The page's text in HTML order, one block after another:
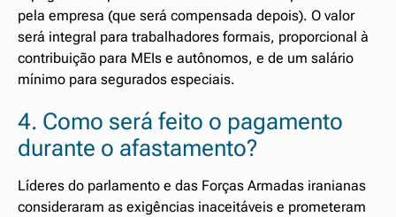
pela empresa (que será compensada depois). O valor
será integral para trabalhadores formais, proporcional à
contribuição para MEIs e autônomos, e de um salário
mínimo para segurados especiais.
4. Como será feito o pagamento
durante o afastamento?
Líderes do parlamento e das Forças Armadas iranianas
consideraram as exigências inaceitáveis e prometeram